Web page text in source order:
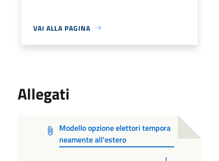
VAI ALLA PAGINA
Allegati
Modello opzione elettori tempora
neamente all'estero